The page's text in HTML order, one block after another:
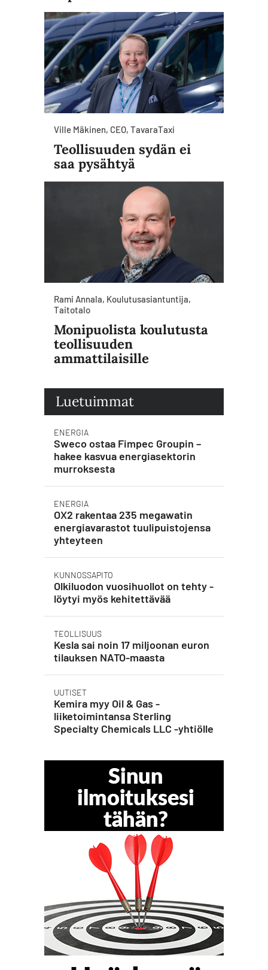
Ville Mäkinen, CEO, TavaraTaxi
Teollisuuden sydän ei
saa pysähtyä
Rami Annala, Koulutusasiantuntija,
Taitotalo
Monipuolista koulutusta
teollisuuden
ammattilaisille
Luetuimmat
ENERGIA
Sweco ostaa Fimpec Groupin –
hakee kasvua energiasektorin
murroksesta
ENERGIA
OX2 rakentaa 235 megawatin
energiavarastot tuulipuistojensa
yhteyteen
KUNNOSSAPITO
Olkiluodon vuosihuollot on tehty -
löytyi myös kehitettävää
TEOLLISUUS
Kesla sai noin 17 miljoonan euron
tilauksen NATO-maasta
UUTISET
Kemira myy Oil & Gas -
liiketoimintansa Sterling
Specialty Chemicals LLC -yhtiölle